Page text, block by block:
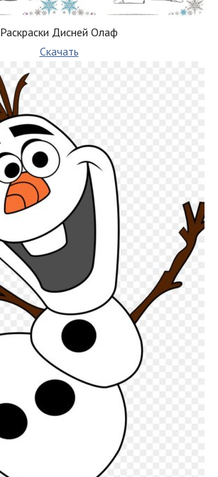
Раскраски Дисней Олаф
Скачать